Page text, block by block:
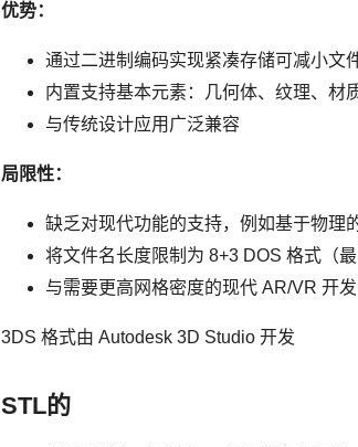
优势：
通过二进制编码实现紧凑存储可减小文
内置支持基本元素：几何体、纹理、材
与传统设计应用广泛兼容
局限性：
缺乏对现代功能的支持，例如基于物理
将文件名长度限制为 8+3 DOS 格式（最
与需要更高网格密度的现代 AR/VR 开
3DS 格式由 Autodesk 3D Studio 开发
STL的